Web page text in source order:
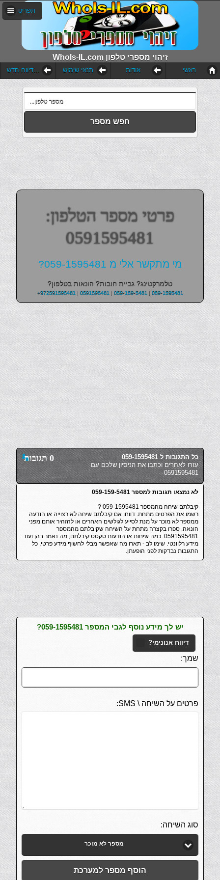
WhoIs-IL.com זיהוי מספרי טלפון
תפריט
הוסף דיווח חדש תנאי שימוש אודות ראשי
חפש מספר
פרטי מספר הטלפון:
0591595481
מי מתקשר אלי מ 059-1595481?
טלמרקטינג? גביית חובות? הונאות בטלפון?
+972591595481| 0591595481| 059-159-5481| 059-1595481
0 תגובות
כל התגובות ל 059-1595481
עזרו לאחרים וכתבו את הניסיון שלכם עם
0591595481
לא נמצאו תגובות למספר 059-159-5481
קיבלתם שיחה מהמספר 059-1595481 ?
רשמו את הפרטים מתחת. דווחו אם קיבלתם שיחה לא רצוייה או הודעה
ממספר לא מוכר על מנת לסייע לגולשים האחרים או להזהיר אותם מפני
הונאה. ספרו בקצרה מתחת על השיחה שקיבלתם מהמספר
0591595481: כמה שיחות או הודעות טקסט קיבלתם, מה נאמר בהן ועוד
מידע רלוונטי. שימו לב - תארו מה שאפשר מבלי לחשוף מידע פרטי, כל
התגובות נבדקות לפני הופעתן.
יש לך מידע נוסף לגבי המספר 059-1595481?
דיווח אנונימי?
שמך:
פרטים על השיחה \ SMS:
סוג השיחה:
מספר לא מוכר
הוסף מספר למערכת